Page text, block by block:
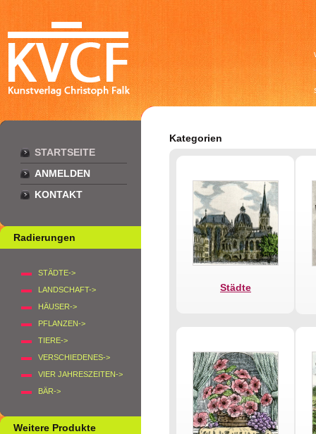
STARTSEITE
ANMELDEN
KONTAKT
Radierungen
STÄDTE->
LANDSCHAFT->
HÄUSER->
PFLANZEN->
TIERE->
VERSCHIEDENES->
VIER JAHRESZEITEN->
BÄR->
Weitere Produkte
Kategorien
Städte